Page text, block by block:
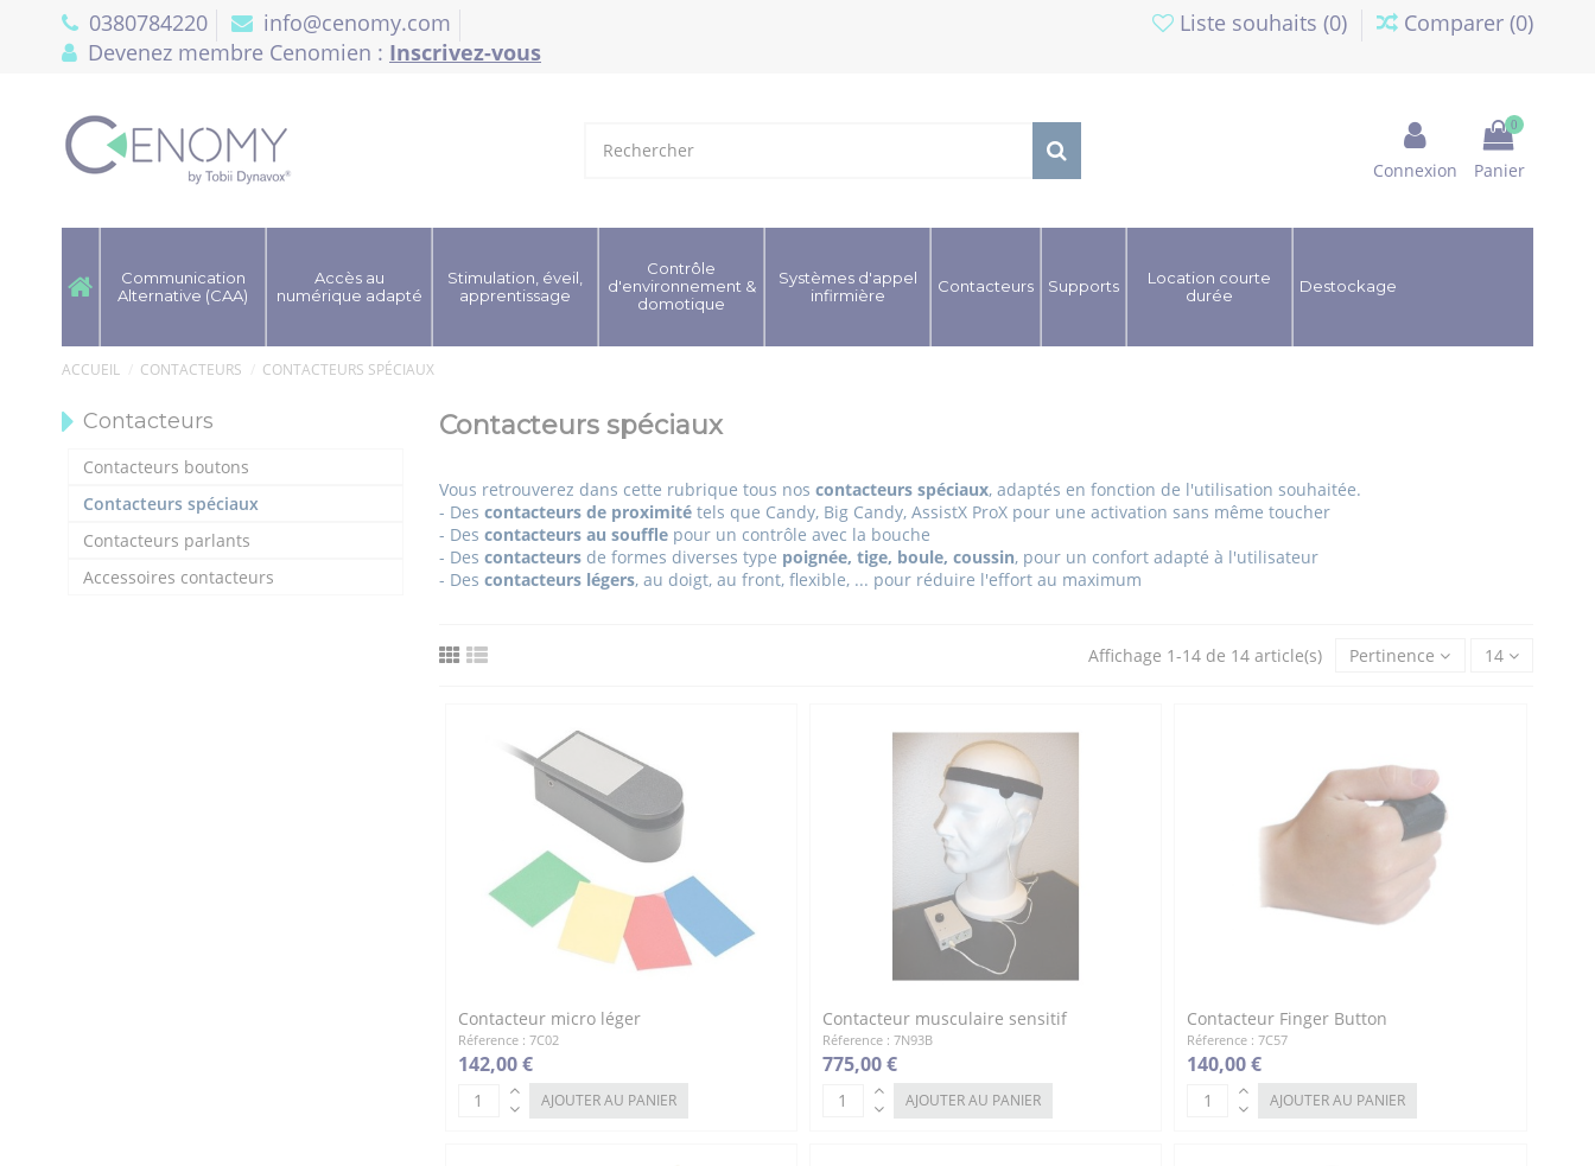
0380784220
info@cenomy.com
Devenez membre Cenomien : Inscrivez-vous
Liste souhaits (0) Comparer (0)
Connexion
0
Panier
Communication
Alternative (CAA)
Accès au
numérique adapté
Stimulation, éveil,
apprentissage
Contrôle
d'environnement &
domotique
Systèmes d'appel
infirmière
Contacteurs Supports
Location courte
durée
Destockage
ACCUEIL CONTACTEURS CONTACTEURS SPÉCIAUX
Contacteurs spéciaux
Vous retrouverez dans cette rubrique tous nos contacteurs spéciaux, adaptés en fonction de l'utilisation souhaitée.
- Des contacteurs de proximitétels que Candy, Big Candy, AssistX ProX pour une activation sans même toucher
- Des contacteurs au soufflepour un contrôle avec la bouche
- Des contacteursde formes diverses type poignée, tige, boule, coussin, pour un confort adapté à l'utilisateur
- Des contacteurs légers, au doigt, au front, flexible, ... pour réduire l'effort au maximum
Affichage 1-14 de 14 article(s) Pertinence 14
Contacteur micro léger
Réference : 7C02
142,00 €
AJOUTER AU PANIER
Contacteur musculaire sensitif
Réference : 7N93B
775,00 €
AJOUTER AU PANIER
Contacteur Finger Button
Réference : 7C57
140,00 €
AJOUTER AU PANIER
Contacteurs
Contacteurs boutons
Contacteurs spéciaux
Contacteurs parlants
Accessoires contacteurs
Panneau de gestion des cookies